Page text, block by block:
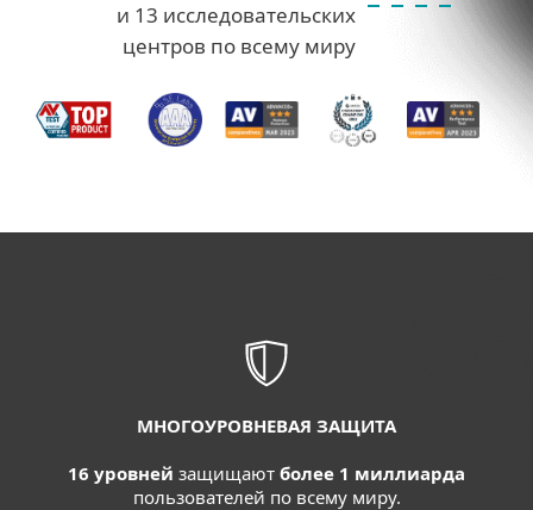
и 13 исследовательских
центров по всему миру
МНОГОУРОВНЕВАЯ ЗАЩИТА
16 уровней защищают более 1 миллиарда
пользователей по всему миру.